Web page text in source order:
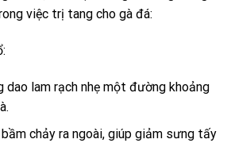
việc trị tang cho gà đá:
dao lam rạch nhẹ một đường khoảng
chảy ra ngoài, giúp giảm sưng tấy